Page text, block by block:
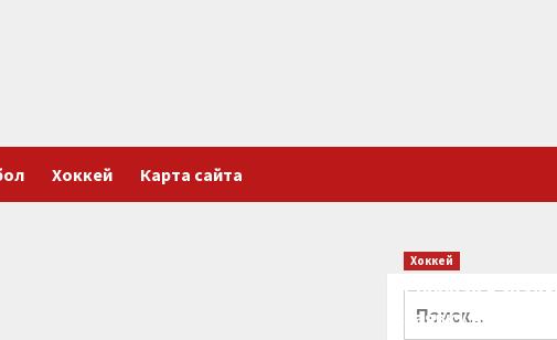
Хоккей Карта сайта
Хоккей
Сборная
заявку на